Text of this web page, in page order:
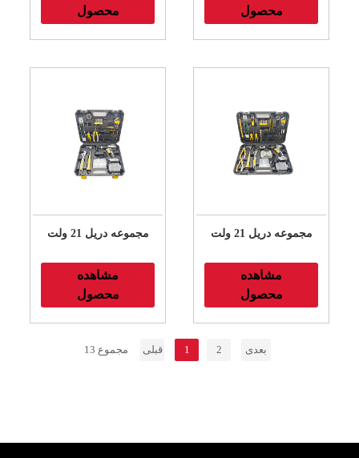
محصول
محصول
مجموعه دریل 21 ولت
مشاهده
محصول
مجموعه دریل 21 ولت
مشاهده
محصول
13 مجموع قبلی 1 2 بعدی